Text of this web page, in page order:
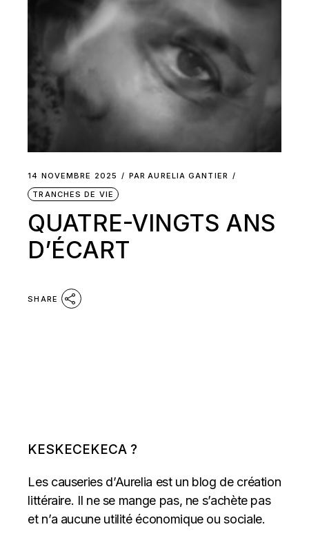
14 NOVEMBRE 2025 PAR AURELIA GANTIER
TRANCHES DE VIE
QUATRE-VINGTS ANS
D’ÉCART
SHARE
KESKECEKECA ?
Les causeries d’Aurelia est un blog de création
littéraire. Il ne se mange pas, ne s’achète pas
et n’a aucune utilité économique ou sociale.